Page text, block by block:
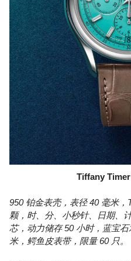
Tiffany
950 铂金表壳，表径 40 毫米
颗，时、分、小秒针、日期、
芯，动力储存 50 小时，蓝宝
米，鳄鱼皮表带，限量 60 只。